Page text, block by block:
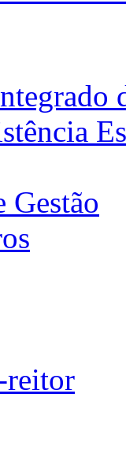
Gestão
reitor